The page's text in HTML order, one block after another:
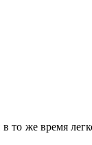
время